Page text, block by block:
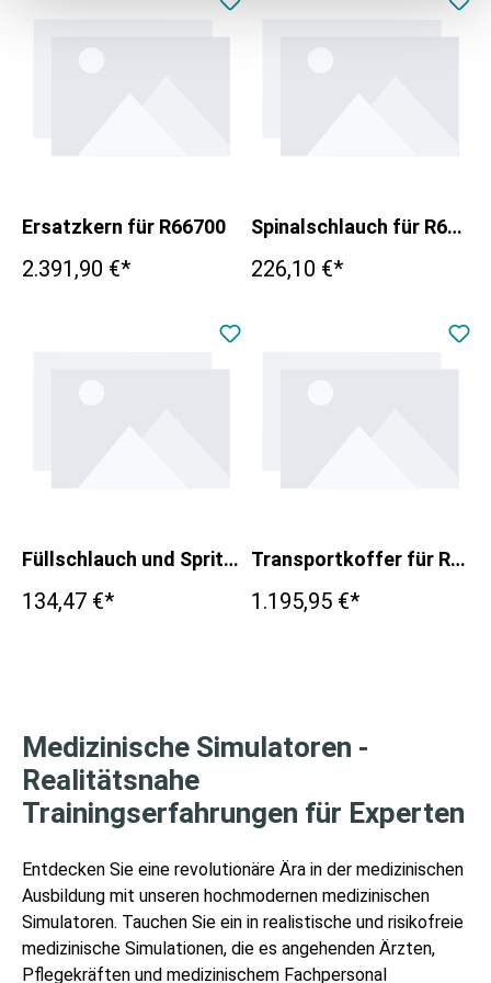
Ersatzkern für R66700
2.391,90 €*
Spinalschlauch für R66700
226,10 €*
Füllschlauch und Spritze für R66700
134,47 €*
Transportkoffer für R66700
1.195,95 €*
Medizinische Simulatoren -
Realitätsnahe
Trainingserfahrungen für Experten
Entdecken Sie eine revolutionäre Ära in der medizinischen
Ausbildung mit unseren hochmodernen medizinischen
Simulatoren. Tauchen Sie ein in realistische und risikofreie
medizinische Simulationen, die es angehenden Ärzten,
Pflegekräften und medizinischem Fachpersonal